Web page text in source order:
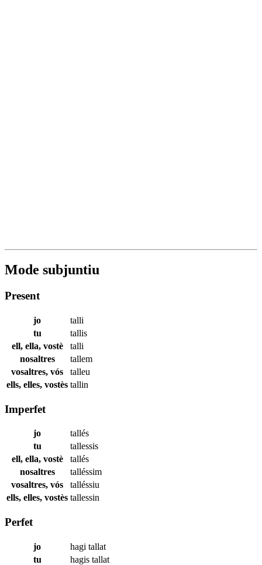
Mode subjuntiu
Present
jo
talli
tu
tallis
ell, ella, vostè
talli
nosaltres
tallem
vosaltres, vós
talleu
ells, elles, vostès tallin
Imperfet
jo
tallés
tu
tallessis
ell, ella, vostè
tallés
nosaltres
talléssim
vosaltres, vós
talléssiu
ells, elles, vostès tallessin
Perfet
jo hagi tallat
tu
hagis tallat